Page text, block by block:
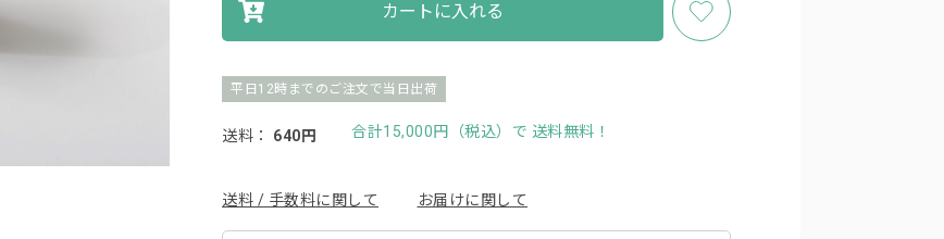
カートに入れる
平日12時までのご注文で当日出荷
送料： 640円 合計15,000円（税込）で 送料無料！
送料 / 手数料に関して お届けに関して